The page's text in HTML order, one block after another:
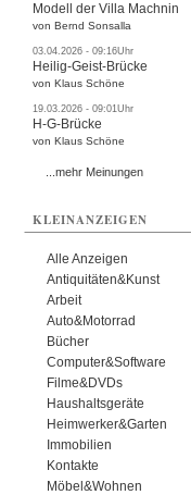
Modell der Villa Machnin
von Bernd Sonsalla
03.04.2026 - 09:16Uhr
Heilig-Geist-Brücke
von Klaus Schöne
19.03.2026 - 09:01Uhr
H-G-Brücke
von Klaus Schöne
...mehr Meinungen
KLEINANZEIGEN
Alle Anzeigen
Antiquitäten&Kunst
Arbeit
Auto&Motorrad
Bücher
Computer&Software
Filme&DVDs
Haushaltsgeräte
Heimwerker&Garten
Immobilien
Kontakte
Möbel&Wohnen